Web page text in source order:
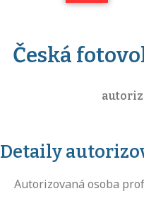
Česká
Detaily
Autorizovaná osoba